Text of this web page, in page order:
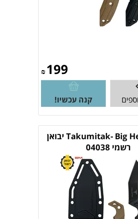
₪199
קנה עכשיו!
סכין- Takumitak- Big Head יבואן
רשמי 04038